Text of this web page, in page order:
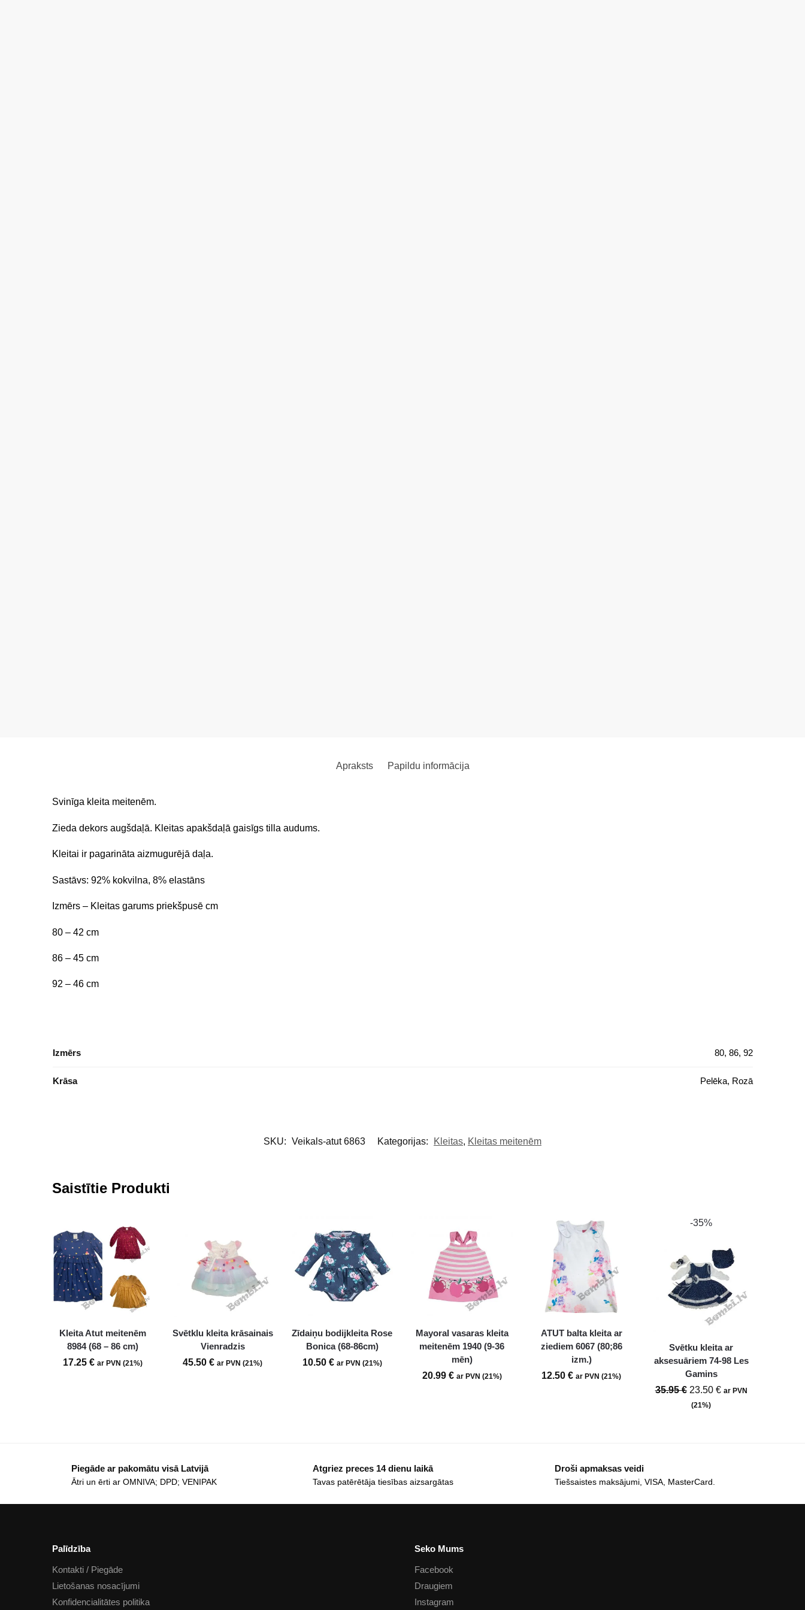
Apraksts Papildu informācija
Svinīga kleita meitenēm.
Zieda dekors augšdaļā. Kleitas apakšdaļā gaisīgs tilla audums.
Kleitai ir pagarināta aizmugurējā daļa.
Sastāvs: 92% kokvilna, 8% elastāns
Izmērs – Kleitas garums priekšpusē cm
80 – 42 cm
86 – 45 cm
92 – 46 cm
Izmērs 80, 86, 92
Krāsa Pelēka, Rozā
SKU: Veikals-atut 6863 Kategorijas: Kleitas, Kleitas meitenēm
Saistītie Produkti
Kleita Atut meitenēm
8984 (68 – 86 cm)
17.25€ ar PVN (21%)
Svētklu kleita krāsainais
Vienradzis
45.50€ ar PVN (21%)
Zīdaiņu bodijkleita Rose
Bonica (68-86cm)
10.50 € ar PVN (21%)
Mayoral vasaras kleita
meitenēm 1940 (9-36
mēn)
20.99 € ar PVN (21%)
ATUT balta kleita ar
ziediem 6067 (80;86
izm.)
12.50€ ar PVN (21%)
-35%
Svētku kleita ar
aksesuāriem 74-98 Les
Gamins
35.95€ 23.50 € ar PVN
(21%)
Piegāde ar pakomātu visā Latvijā
Ātri un ērti ar OMNIVA; DPD; VENIPAK
Atgriez preces 14 dienu laikā
Tavas patērētāja tiesības aizsargātas
Droši apmaksas veidi
Tiešsaistes maksājumi, VISA, MasterCard.
Palīdzība
Kontakti / Piegāde
Lietošanas nosacījumi
Konfidencialitātes politika
Seko Mums
Facebook
Draugiem
Instagram